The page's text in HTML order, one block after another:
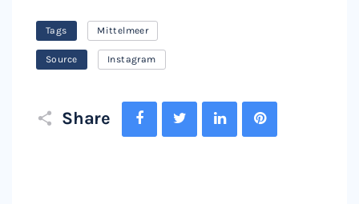
Tags Mittelmeer
Source Instagram
Share
FacebookTwitter LinkedIn